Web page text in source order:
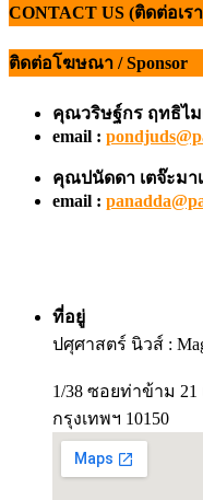
CONTACT US (ติดต่อเร
ติดต่อโฆษณา / Sponsor
คุณวริษฐ์กร ฤทธิไ
email :
คุณปนัดดา เตจ๊ะมา
email :
ที่อยู่
ปศุศาสตร์ นิวส์ :
1/38 ซอยท่าข้าม
กรุงเทพฯ 10150